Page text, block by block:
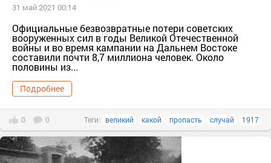
31 май 2021 00:14
Официальные безвозвратные потери советских
вооруженных сил в годы Великой Отечественной
войны и во время кампании на Дальнем Востоке
составили почти 8,7 миллиона человек. Около
половины из...
Подробнее
0 0 Теги: великий какой пропасть случай 1917